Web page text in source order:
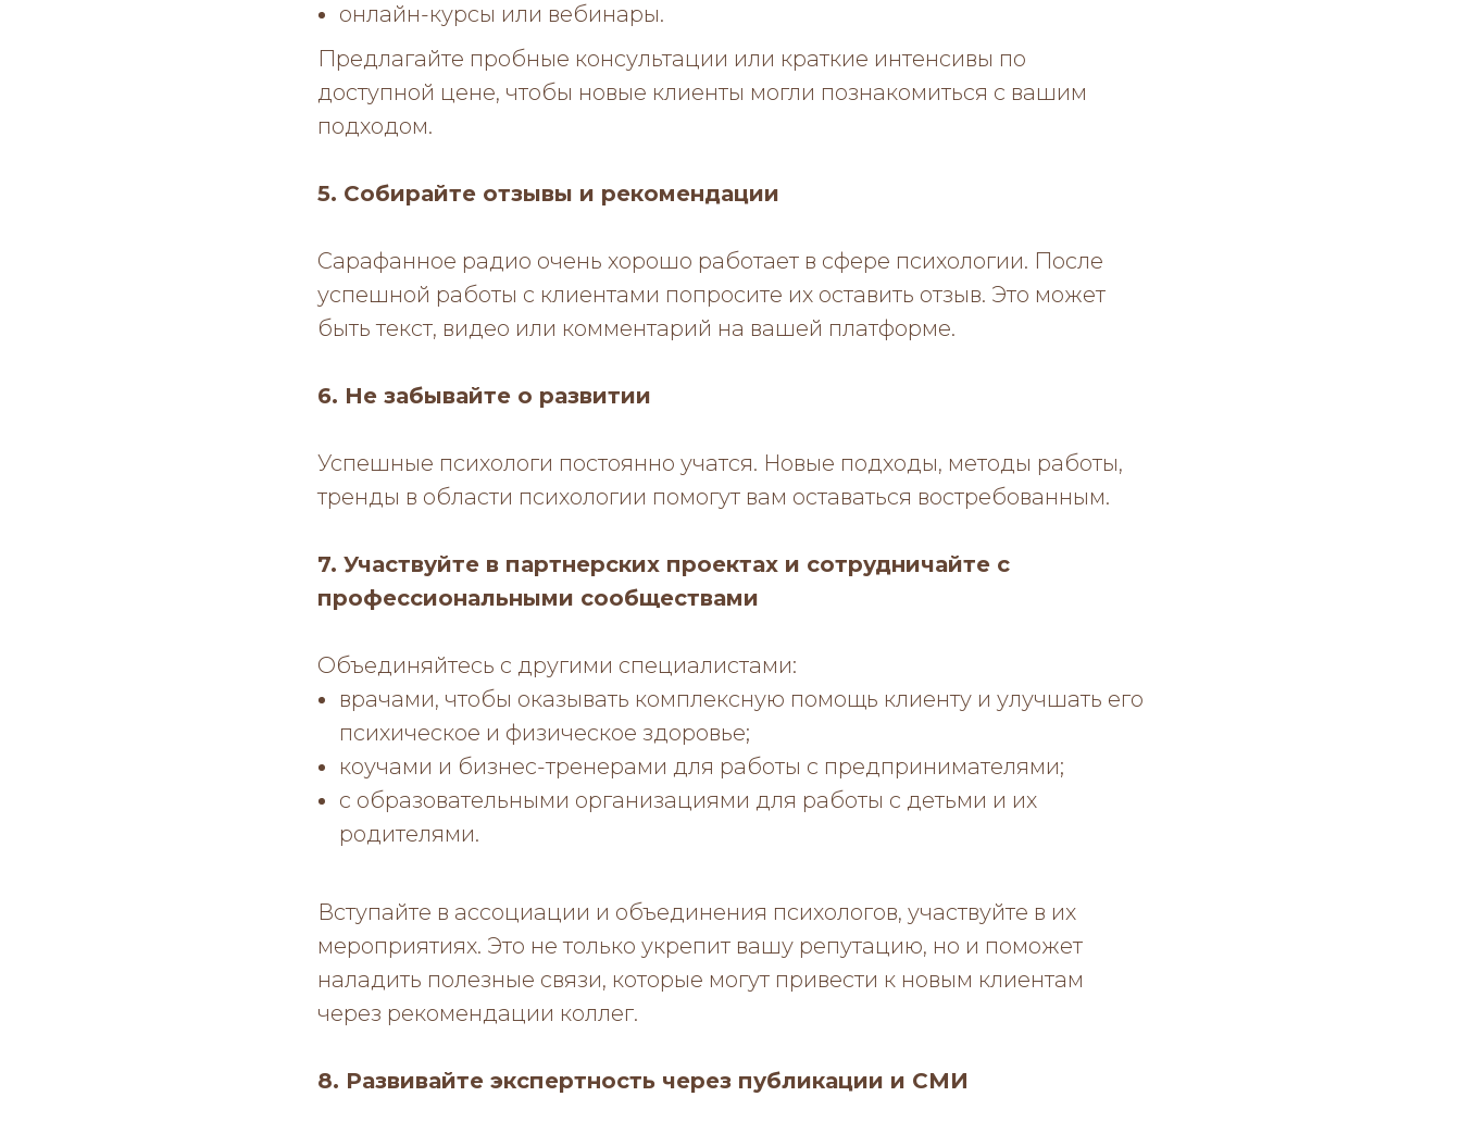
онлайн-курсы или вебинары.
Предлагайте пробные консультации или краткие интенсивы по
доступной цене, чтобы новые клиенты могли познакомиться с вашим
подходом.
5. Собирайте отзывы и рекомендации
Сарафанное радио очень хорошо работает в сфере психологии. После
успешной работы с клиентами попросите их оставить отзыв. Это может
быть текст, видео или комментарий на вашей платформе.
6. Не забывайте о развитии
Успешные психологи постоянно учатся. Новые подходы, методы работы,
тренды в области психологии помогут вам оставаться востребованным.
7. Участвуйте в партнерских проектах и сотрудничайте с
профессиональными сообществами
Объединяйтесь с другими специалистами:
врачами, чтобы оказывать комплексную помощь клиенту и улучшать его
психическое и физическое здоровье;
коучами и бизнес-тренерами для работы с предпринимателями;
с образовательными организациями для работы с детьми и их
родителями.
Вступайте в ассоциации и объединения психологов, участвуйте в их
мероприятиях. Это не только укрепит вашу репутацию, но и поможет
наладить полезные связи, которые могут привести к новым клиентам
через рекомендации коллег.
8. Развивайте экспертность через публикации и СМИ